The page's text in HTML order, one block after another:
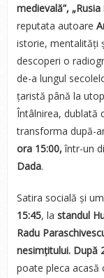
medievală”,
reputata autoare
istorie, mentalități
descoperi o
de-a lungul
țaristă până la
Întâlnirea, dublată
transforma după-
ora 15:00, într-un
Dada.
Satira socială și
15:45, la standul
Radu
nesimțitului. După
poate pleca acasă